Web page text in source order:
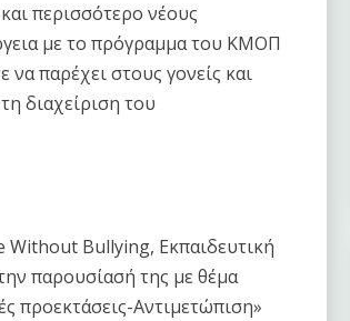
περισσότερο νέους
με το πρόγραμμα του ΚΜΟΠ
παρέχει στους γονείς και
διαχείριση του
Without Bullying, Εκπαιδευτική
παρουσίασή της με θέμα
προεκτάσεις-Αντιμετώπιση»